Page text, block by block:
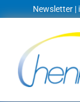
Inhalt
Newsletter |